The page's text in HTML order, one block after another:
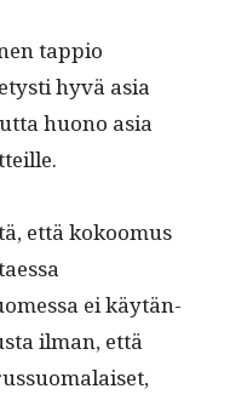
tap­pio
hyvä asia
huono asia
että kokoomus
ei käytän­
ilman, että